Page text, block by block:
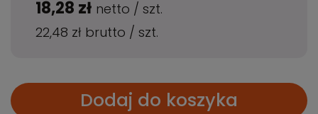
18,28 zł netto / szt.
22,48 zł brutto / szt.
Dodaj do koszyka